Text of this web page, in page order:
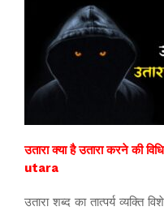
उतारा क्या है उतारा करने
utara
उतारा शब्द का तात्पर्य व्यक्ति